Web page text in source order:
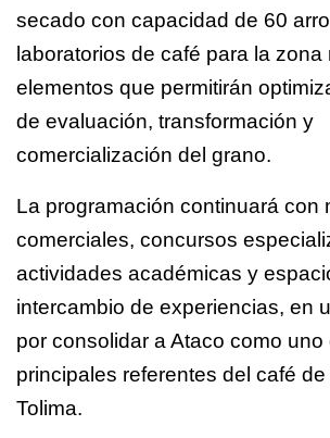
secado con capacidad de 60
laboratorios de café para la zona
elementos que permitirán
de evaluación, transformación y
comercialización del grano.
La programación continuará con
comerciales, concursos
actividades académicas y
intercambio de experiencias, en
por consolidar a Ataco como uno
principales referentes del café de
Tolima.